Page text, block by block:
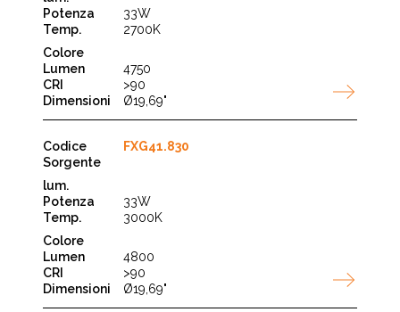
33W
2700K
4750
>90
Ø19,69"
FXG41.830
33W
3000K
4800
>90
Ø19,69"